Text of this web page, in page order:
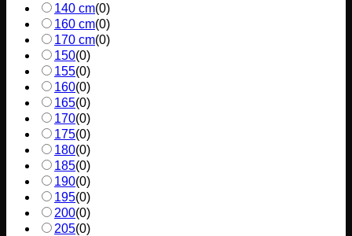
140 cm(0)
160 cm(0)
170 cm(0)
150(0)
155(0)
160(0)
165(0)
170(0)
175(0)
180(0)
185(0)
190(0)
195(0)
200(0)
205(0)